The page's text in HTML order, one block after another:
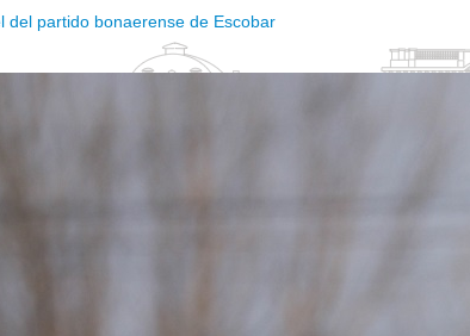
del partido bonaerense de Escobar